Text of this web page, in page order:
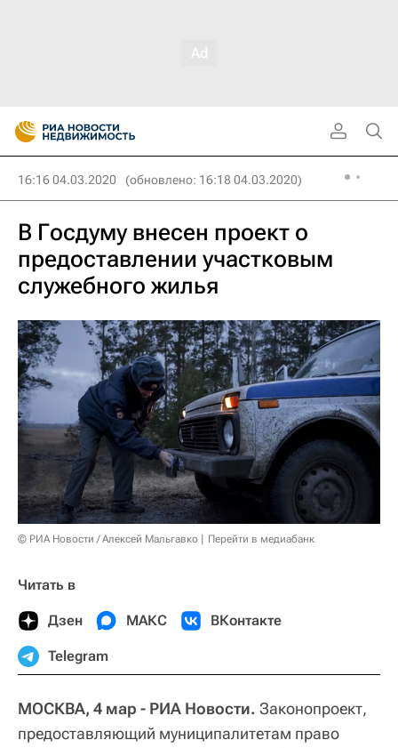
16:16 04.03.2020 (обновлено: 16:18 04.03.2020)
В Госдуму внесен проект о
предоставлении участковым
служебного жилья
© РИА Новости / Алексей Мальгавко Перейти в медиабанк
Читать в
Дзен МАКС ВКонтакте
Telegram
МОСКВА, 4 мар - РИА Новости. Законопроект,
предоставляющий муниципалитетам право